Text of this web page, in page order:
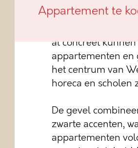
Appartement te
de
al concreet
appartementen
het centrum van
horeca en scholen
De gevel
zwarte accenten,
appartementen